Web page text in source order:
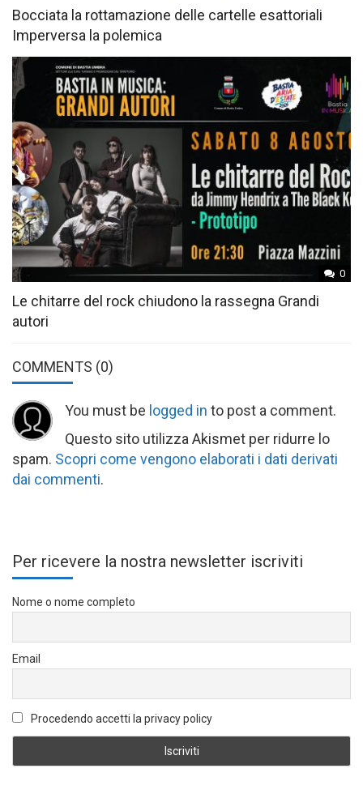
Bocciata la rottamazione delle cartelle esattoriali
Imperversa la polemica
0
Le chitarre del rock chiudono la rassegna Grandi
autori
COMMENTS (0)
You must be logged in to post a comment.
Questo sito utilizza Akismet per ridurre lo
spam. Scopri come vengono elaborati i dati derivati
dai commenti.
Per ricevere la nostra newsletter iscriviti
Nome o nome completo
Email
Procedendo accetti la privacy policy